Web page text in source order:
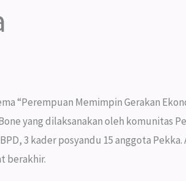
“Perempuan Memimpin Gerakan
yang dilaksanakan oleh komunitas
3 kader posyandu 15 anggota
berakhir.